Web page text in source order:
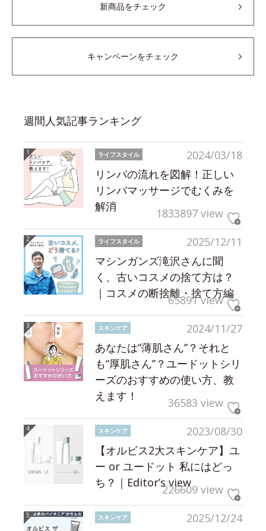
新商品をチェック
キャンペーンをチェック
週間人気記事ランキング
2024/03/18
ライフスタイル
リンパの流れを図解！正しい
リンパマッサージでむくみを
解消
1833897 view
2025/12/11
ライフスタイル
マシンガンズ滝沢さんに聞
く、古いコスメの捨て方は？
｜コスメの断捨離・捨て方編
65891 view
2024/11/27
スキンケア
あなたは“薄肌さん”？それと
も“厚肌さん”？ユードットシリ
ーズのおすすめの使い方、教
えます！
36583 view
2023/08/30
スキンケア
【オルビス2大スキンケア】ユ
ー or ユードット 私にはどっ
ち？｜Editor’s view226609 view
2025/12/24
スキンケア